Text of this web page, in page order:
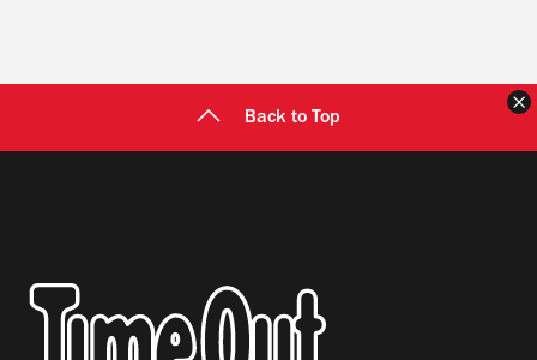
Back to Top